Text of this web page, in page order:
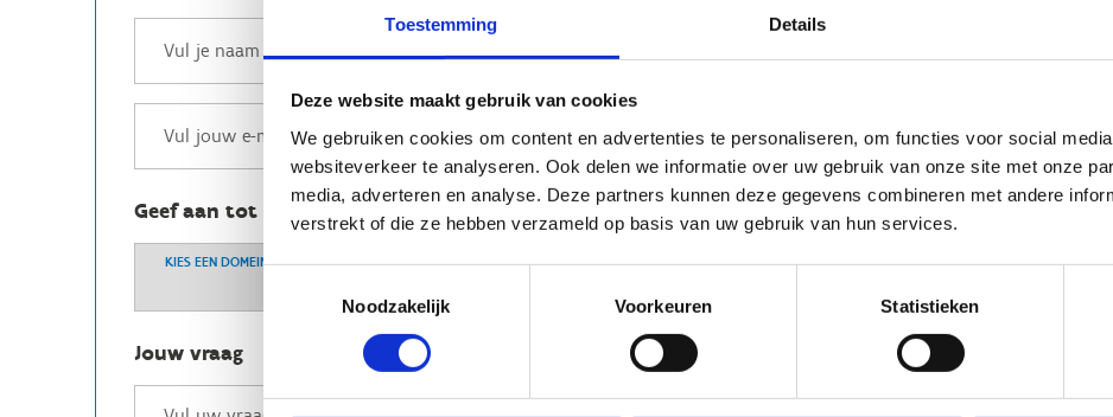
Toestemming Details
Deze website maakt gebruik van cookies
We gebruiken cookies om content en advertenties te personaliseren, om functies voor social
websiteverkeer te analyseren. Ook delen we informatie over uw gebruik van onze site met onze
media, adverteren en analyse. Deze partners kunnen deze gegevens combineren met andere
verstrekt of die ze hebben verzameld op basis van uw gebruik van hun services.
Noodzakelijk
Voorkeuren Statistieken
Geef aan tot welk domein jouw vraag behoort
KIES EEN DOMEIN
Jouw vraag